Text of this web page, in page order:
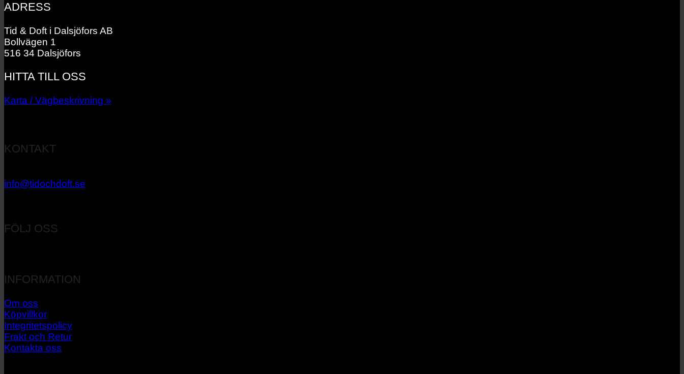
ADRESS
Tid & Doft i Dalsjöfors AB
Bollvägen 1
516 34 Dalsjöfors
HITTA TILL OSS
Karta / Vägbeskrivning »
KONTAKT
info@tidochdoft.se
FÖLJ OSS
INFORMATION
Om oss
Köpvillkor
Integritetspolicy
Frakt och Retur
Kontakta oss